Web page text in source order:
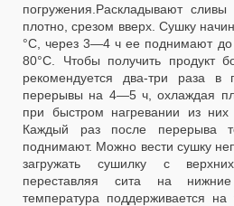
погружения.Раскладывают
плотно, срезом вверх. Сушку
°С, через 3—4 ч ее поднимают
80°С. Чтобы получить продукт
рекомендуется два-три раза в
перерывы на 4—5 ч, охлаждая
при быстром нагревании из них
Каждый раз после перерыва
поднимают. Можно вести сушку
загружать сушилку с
переставляя сита на
температура поддерживается